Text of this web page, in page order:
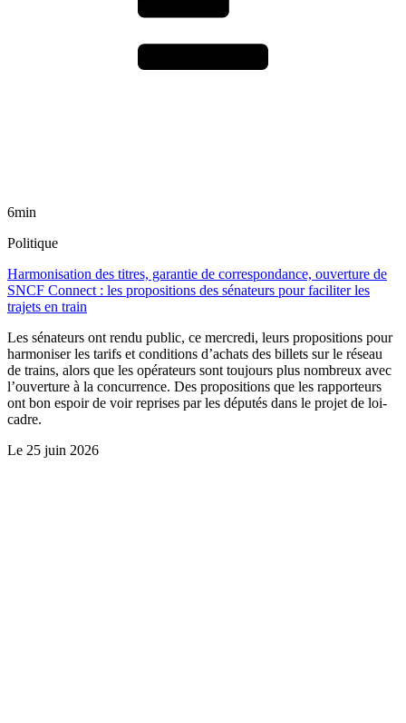
6min
Politique
Harmonisation des titres, garantie de correspondance, ouverture de
SNCF Connect : les propositions des sénateurs pour faciliter les
trajets en train
Les sénateurs ont rendu public, ce mercredi, leurs propositions pour
harmoniser les tarifs et conditions d’achats des billets sur le réseau
de trains, alors que les opérateurs sont toujours plus nombreux avec
l’ouverture à la concurrence. Des propositions que les rapporteurs
ont bon espoir de voir reprises par les députés dans le projet de loi-
cadre.
Le 25 juin 2026